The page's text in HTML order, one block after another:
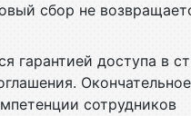
сбор не
гарантией доступа в
сотрудников